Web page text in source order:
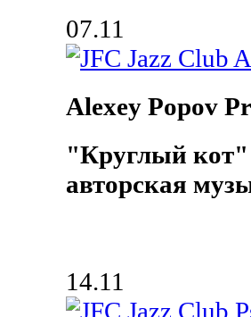
07.11
Alexey Popov
"Круглый кот"
авторская
14.11